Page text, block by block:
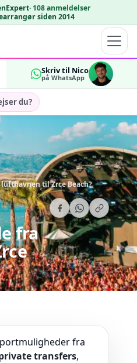
· 108 anmeldelser
siden 2014
Skriv til Nico
på WhatsApp
du?
OK
til Zrce Beach?
fra
fra
transfers,